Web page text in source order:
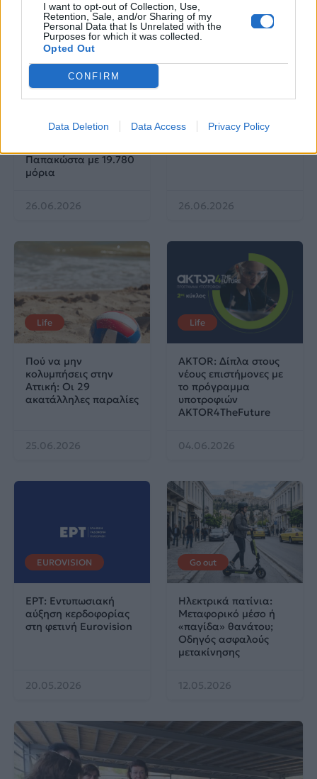
I want to opt-out of Collection, Use,
Retention, Sale, and/or Sharing of my
Personal Data that Is Unrelated with the
Purposes for which it was collected.
Opted Out
CONFIRM
Data Deletion Data Access Privacy Policy
Στην κορυφή των
βαθμολογιών η
Παπακώστα με 19.780
μόρια
26.06.2026
προνοιακές παροχές!
26.06.2026
Life
Πού να μην
κολυμπήσεις στην
Αττική: Οι 29
ακατάλληλες παραλίες
25.06.2026
Life
AKTOR: Δίπλα στους
νέους επιστήμονες με
το πρόγραμμα
υποτροφιών
AKTOR4TheFuture
04.06.2026
EUROVISION
ΕΡΤ: Εντυπωσιακή
αύξηση κερδοφορίας
στη φετινή Eurovision
20.05.2026
Go out
Ηλεκτρικά πατίνια:
Μεταφορικό μέσο ή
«παγίδα» θανάτου;
Οδηγός ασφαλούς
μετακίνησης
12.05.2026